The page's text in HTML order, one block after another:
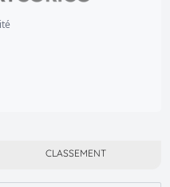
CLASSEMENT